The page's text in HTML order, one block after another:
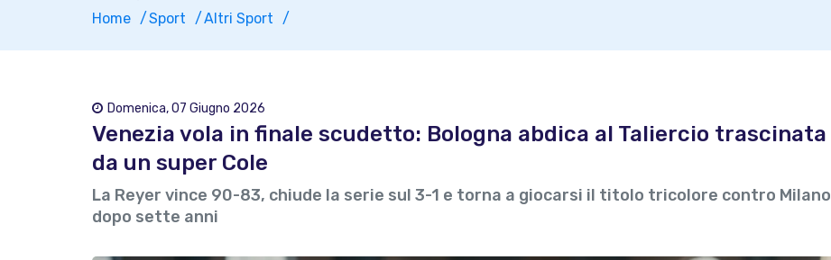
Home
Sport Altri Sport
Domenica, 07 Giugno 2026
Venezia vola in finale scudetto: Bologna abdica al Taliercio trascinata
da un super Cole
La Reyer vince 90-83, chiude la serie sul 3-1 e torna a giocarsi il titolo tricolore contro Milano
dopo sette anni